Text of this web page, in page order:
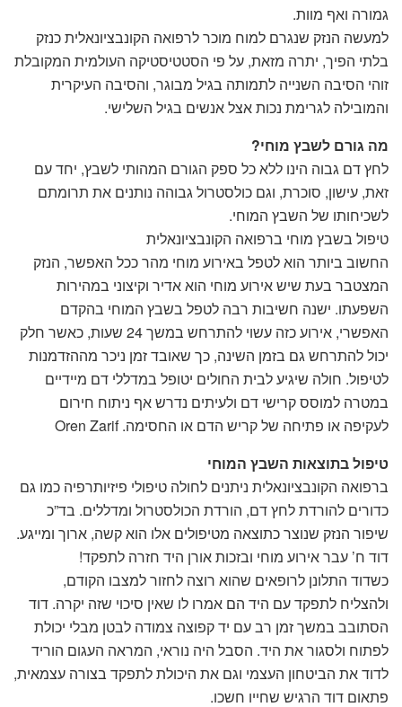
גמורה ואף מוות.
למעשה הנזק שנגרם למוח מוכר לרפואה הקונבציונאלית כנזק
בלתי הפיך, יתרה מזאת, על פי הסטטיסטיקה העולמית המקובלת
זוהי הסיבה השנייה לתמותה בגיל מבוגר, והסיבה העיקרית
והמובילה לגרימת נכות אצל אנשים בגיל השלישי.
מה גורם לשבץ מוחי?
לחץ דם גבוה הינו ללא כל ספק הגורם המהותי לשבץ, יחד עם
זאת, עישון, סוכרת, וגם כולסטרול גבוהה נותנים את תרומתם
לשכיחותו של השבץ המוחי.
טיפול בשבץ מוחי ברפואה הקונבציונאלית
החשוב ביותר הוא לטפל באירוע מוחי מהר ככל האפשר, הנזק
המצטבר בעת שיש אירוע מוחי הוא אדיר וקיצוני במהירות
השפעתו. ישנה חשיבות רבה לטפל בשבץ המוחי בהקדם
האפשרי, אירוע כזה עשוי להתרחש במשך 24 שעות, כאשר חלק
יכול להתרחש גם בזמן השינה, כך שאובד זמן ניכר מההזדמנות
לטיפול. חולה שיגיע לבית החולים יטופל במדללי דם מיידיים
במטרה למוסס קרישי דם ולעיתים נדרש אף ניתוח חירום
לעקיפה או פתיחה של קריש הדם או החסימה. Oren Zarif
טיפול בתוצאות השבץ המוחי
ברפואה הקונבציונאלית ניתנים לחולה טיפולי פיזיותרפיה כמו גם
כדורים להורדת לחץ דם, הורדת הכולסטרול ומדללים. בד”כ
שיפור הנזק שנוצר כתוצאה מטיפולים אלו הוא קשה, ארוך ומייגע.
דוד ח’ עבר אירוע מוחי ובזכות אורן היד חזרה לתפקד!
כשדוד התלונן לרופאים שהוא רוצה לחזור למצבו הקודם,
ולהצליח לתפקד עם היד הם אמרו לו שאין סיכוי שזה יקרה. דוד
הסתובב במשך זמן רב עם יד קפוצה צמודה לבטן מבלי יכולת
לפתוח ולסגור את היד. הסבל היה נוראי, המראה העגום הוריד
לדוד את הביטחון העצמי וגם את היכולת לתפקד בצורה עצמאית,
פתאום דוד הרגיש שחייו חשכו.